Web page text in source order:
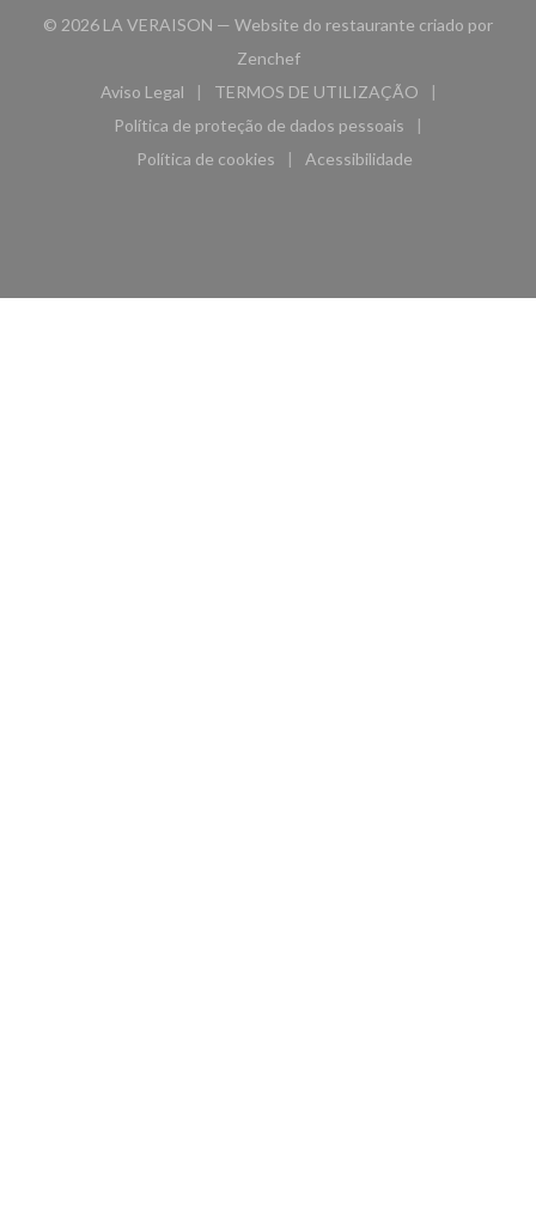
© 2026 LA VERAISON — Website do restaurante criado por
Zenchef((abre numa nova janela))
Aviso Legal
((abre numa nova janela))
TERMOS DE UTILIZAÇÃO
((abre numa nova janela))
Política de proteção de dados pessoais
((abre numa nova janela))
Política de cookies
((abre numa nova janela))
Acessibilidade